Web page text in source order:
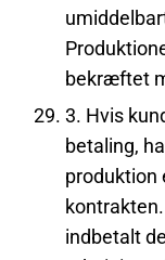
bekræftet
3. Hvis
betaling,
produktion
indbetalt